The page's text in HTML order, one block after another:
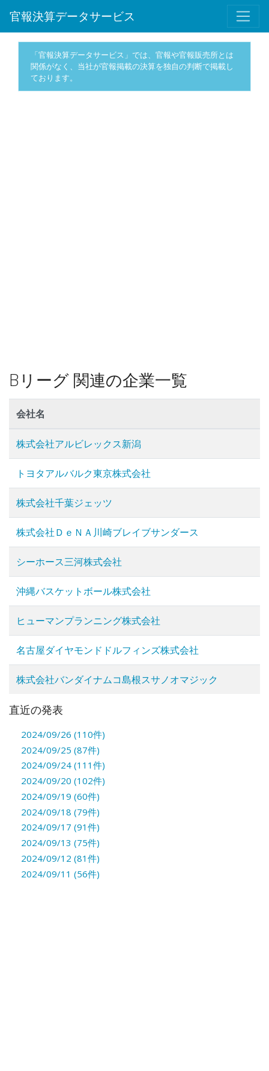
官報決算データサービス
「官報決算データサービス」では、官報や官報販売所とは
関係がなく、当社が官報掲載の決算を独自の判断で掲載し
ております。
Bリーグ 関連の企業一覧
会社名
株式会社アルビレックス新潟
トヨタアルバルク東京株式会社
株式会社千葉ジェッツ
株式会社ＤｅＮＡ川崎ブレイブサンダース
シーホース三河株式会社
沖縄バスケットボール株式会社
ヒューマンプランニング株式会社
名古屋ダイヤモンドドルフィンズ株式会社
株式会社バンダイナムコ島根スサノオマジック
直近の発表
2024/09/26 (110件)
2024/09/25 (87件)
2024/09/24 (111件)
2024/09/20 (102件)
2024/09/19 (60件)
2024/09/18 (79件)
2024/09/17 (91件)
2024/09/13 (75件)
2024/09/12 (81件)
2024/09/11 (56件)